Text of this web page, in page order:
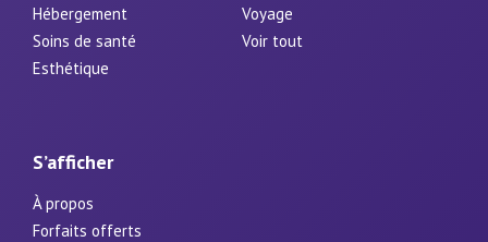
Hébergement
Voyage
Soins de santé
Voir tout
Esthétique
S’afficher
À propos
Forfaits offerts